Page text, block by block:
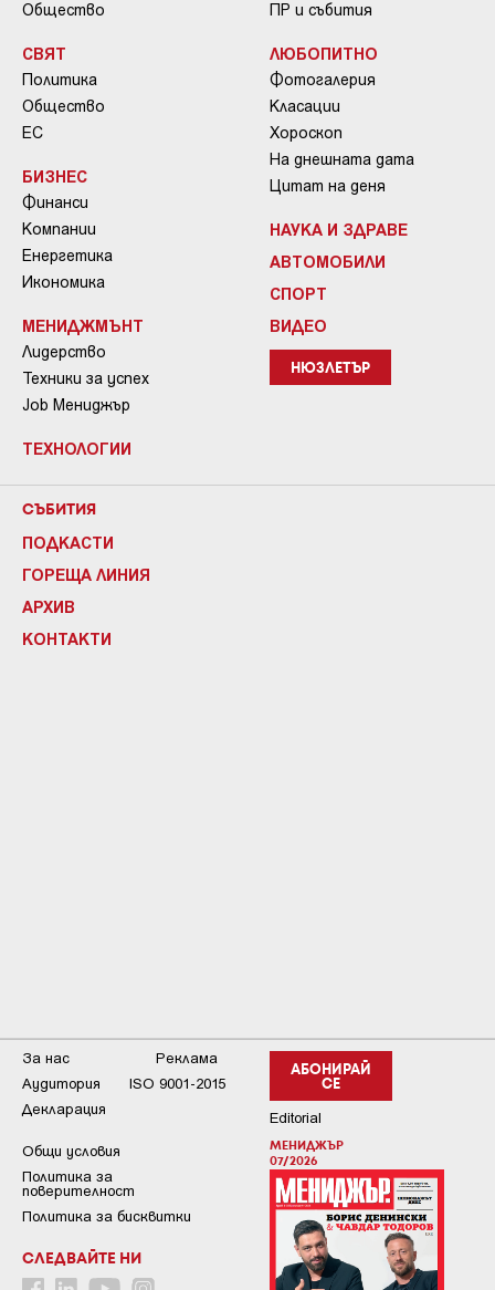
Общество
СВЯТ
Политика
Общество
ЕС
БИЗНЕС
Финанси
Компании
Енергетика
Икономика
МЕНИДЖМЪНТ
Лидерство
Техники за успех
Job Мениджър
ТЕХНОЛОГИИ
ПР и събития
ЛЮБОПИТНО
Фотогалерия
Класации
Хороскоп
На днешната дата
Цитат на деня
НАУКА И ЗДРАВЕ
АВТОМОБИЛИ
СПОРТ
ВИДЕО
НЮЗЛЕТЪР
СЪБИТИЯ
ПОДКАСТИ
ГОРЕЩА ЛИНИЯ
АРХИВ
КОНТАКТИ
АБОНИРАЙ
СЕ
Editorial
МЕНИДЖЪР
07/2026
За нас
Реклама
Аудитория
ISO 9001-2015
Декларация
Общи условия
Пoлитикa зa
пoвepитeлнocт
Политика за бисквитки
СЛЕДВАЙТЕ НИ